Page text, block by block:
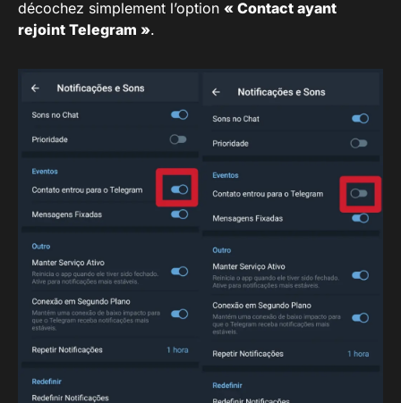
décochez simplement l’option « Contact ayant
rejoint Telegram ».